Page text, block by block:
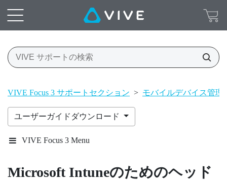
VIVE Focus 3 サポートセクション > モバイルデバイス管理
ユーザーガイドダウンロード
VIVE Focus 3 Menu
Microsoft Intuneのためのヘッド